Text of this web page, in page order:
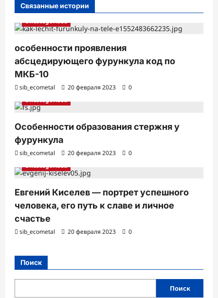
Связанные истории
Uncategorised
особенности проявления
абсцедирующего фурункула код по
МКБ-10
sib_ecometal 20 февраля 2023
0
Uncategorised
Особенности образования стержня у
фурункула
sib_ecometal 20 февраля 2023
0
Uncategorised
Евгений Киселев — портрет успешного
человека, его путь к славе и личное
счастье
sib_ecometal 20 февраля 2023 0
Поиск
Поиск